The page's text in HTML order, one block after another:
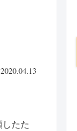
2020.04.13
たた